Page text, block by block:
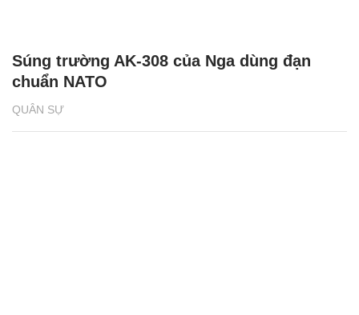
QUÂN SỰ
Súng trường AK-308 của Nga dùng đạn
chuẩn NATO